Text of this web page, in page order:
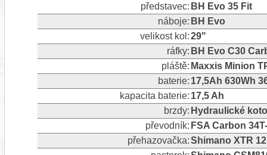
představec: BH Evo 35 Fit
náboje: BH Evo
velikost kol:29"
ráfky: BH Evo C30
pláště: Maxxis Minion
baterie: 17,5Ah 630Wh
kapacita baterie: 17,5 Ah
brzdy: Hydraulické
převodník: FSA Carbon
přehazovačka:Shimano XTR